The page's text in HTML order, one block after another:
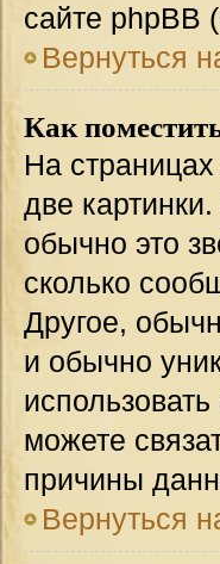
сайте phpBB
Вернуться
Как
На
две
обычно это
сколько
Другое,
и обычно
можете
причины
Вернуться